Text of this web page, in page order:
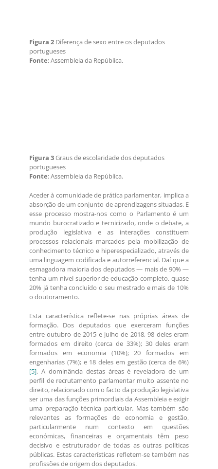
Figura 2 Diferença de sexo entre os deputados
portugueses
Fonte: Assembleia da República.
Figura 3Graus de escolaridade dos deputados
portugueses
Fonte: Assembleia da República.
Aceder à comunidade de prática parlamentar, implica a
absorção de um conjunto de aprendizagens situadas. E
esse processo mostra-nos como o Parlamento é um
mundo burocratizado e tecnicizado, onde o debate, a
produção legislativa e as interações constituem
processos relacionais marcados pela mobilização de
conhecimento técnico e hiperespecializado, através de
uma linguagem codificada e autorreferencial. Daí que a
esmagadora maioria dos deputados — mais de 90% —
tenha um nível superior de educação completo, quase
20% já tenha concluído o seu mestrado e mais de 10%
o doutoramento.
Esta característica reflete-se nas próprias áreas de
formação. Dos deputados que exerceram funções
entre outubro de 2015 e julho de 2018, 98 deles eram
formados em direito (cerca de 33%); 30 deles eram
formados em economia (10%); 20 formados em
engenharias (7%); e 18 deles em gestão (cerca de 6%)
[5]. A dominância destas áreas é reveladora de um
perfil de recrutamento parlamentar muito assente no
direito, relacionado com o facto da produção legislativa
ser uma das funções primordiais da Assembleia e exigir
uma preparação técnica particular. Mas também são
relevantes as formações de economia e gestão,
particularmente num contexto em questões
económicas, financeiras e orçamentais têm peso
decisivo e estruturador de todas as outras políticas
públicas. Estas características refletem-se também nas
profissões de origem dos deputados.